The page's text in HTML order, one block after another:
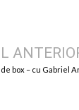
box – cu Gabriel